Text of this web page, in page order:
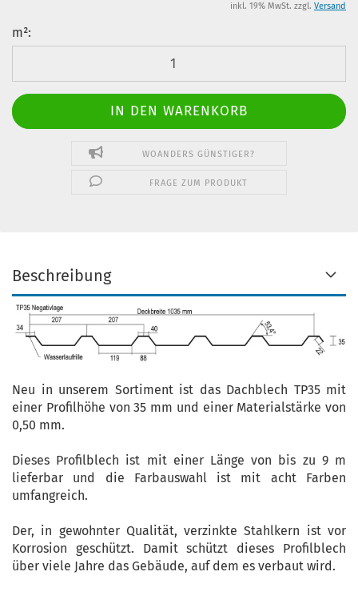
inkl. 19% MwSt. zzgl. Versand
m²:
WOANDERS GÜNSTIGER?
FRAGE ZUM PRODUKT
Beschreibung
Neu in unserem Sortiment ist das Dachblech TP35 mit
einer Profilhöhe von 35 mm und einer Materialstärke von
0,50 mm.
Dieses Profilblech ist mit einer Länge von bis zu 9 m
lieferbar und die Farbauswahl ist mit acht Farben
umfangreich.
Der, in gewohnter Qualität, verzinkte Stahlkern ist vor
Korrosion geschützt. Damit schützt dieses Profilblech
über viele Jahre das Gebäude, auf dem es verbaut wird.